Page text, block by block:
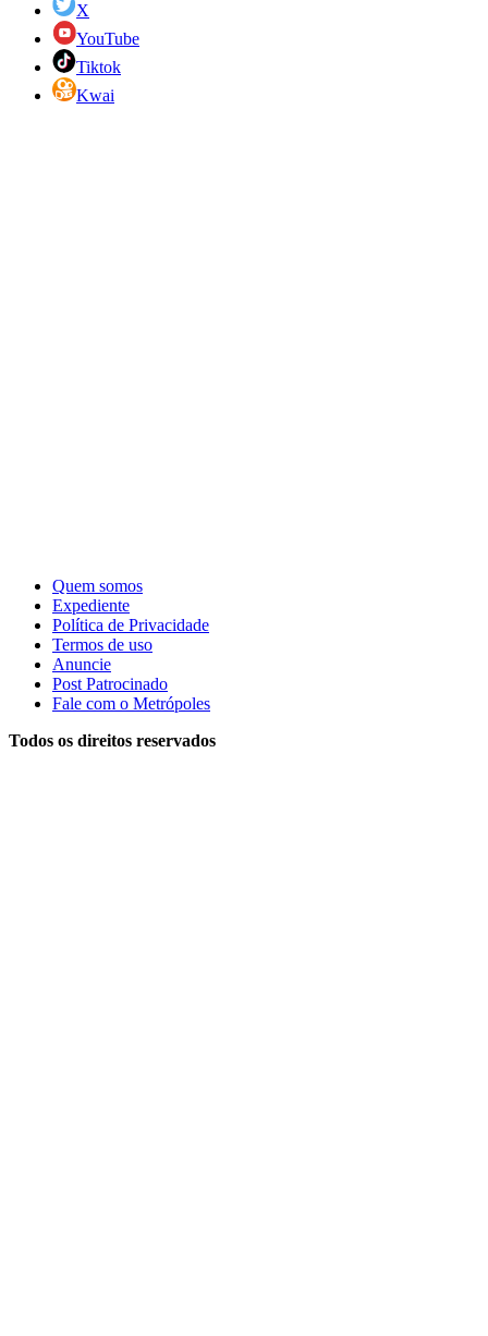
X
YouTube
Tiktok
Kwai
Quem somos
Expediente
Política de Privacidade
Termos de uso
Anuncie
Post Patrocinado
Fale com o Metrópoles
Todos os direitos reservados